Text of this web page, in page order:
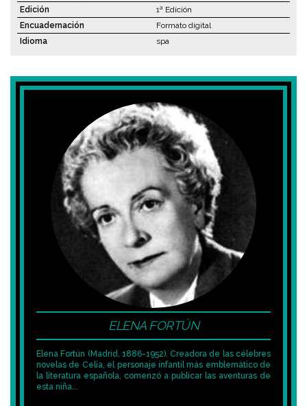
Edición
1ª Edición
Encuadernación
Formato digital
Idioma
spa
ELENA FORTÚN
Elena Fortún (Madrid, 1886-1952). Creadora de las célebres
novelas de Celia, el personaje infantil más emblemático de
la literatura española, comenzó a publicar las aventuras de
esta niña...